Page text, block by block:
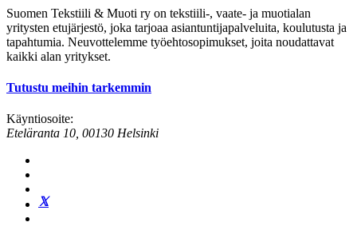
Suomen Tekstiili & Muoti ry on tekstiili-, vaate- ja muotialan
yritysten etujärjestö, joka tarjoaa asiantuntijapalveluita, koulutusta ja
tapahtumia. Neuvottelemme työehtosopimukset, joita noudattavat
kaikki alan yritykset.
Tutustu meihin tarkemmin
Käyntiosoite:
Eteläranta 10, 00130 Helsinki